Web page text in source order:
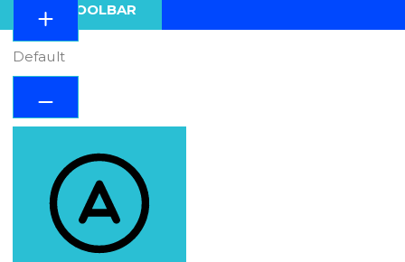
HIDE TOOLBAR
Default